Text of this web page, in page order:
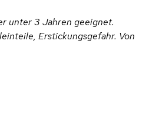
unter 3 Jahren geeignet.
Erstickungsgefahr. Von